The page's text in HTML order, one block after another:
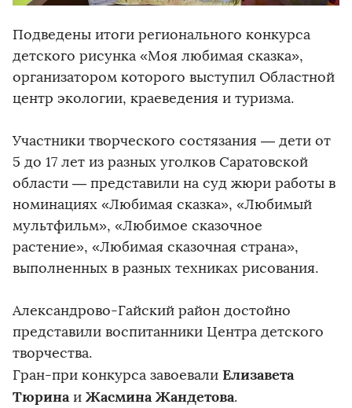
Подведены итоги регионального конкурса
детского рисунка «Моя любимая сказка»,
организатором которого выступил Областной
центр экологии, краеведения и туризма.
Участники творческого состязания — дети от
5 до 17 лет из разных уголков Саратовской
области — представили на суд жюри работы в
номинациях «Любимая сказка», «Любимый
мультфильм», «Любимое сказочное
растение», «Любимая сказочная страна»,
выполненных в разных техниках рисования.
Александрово-Гайский район достойно
представили воспитанники Центра детского
творчества.
Гран-при конкурса завоевали Елизавета
Тюринаи Жасмина Жандетова.